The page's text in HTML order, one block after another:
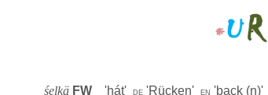
śelkä FW 'hát' de 'Rücken' en 'back (n)'